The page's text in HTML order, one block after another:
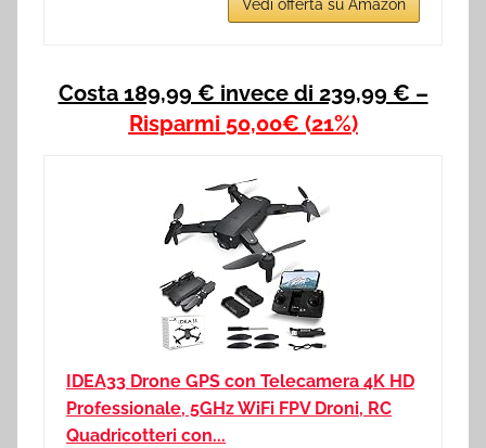
Vedi offerta su Amazon
Costa 189,99 € invece di 239,99 € –
Risparmi 50,00€ (21%)
IDEA33 Drone GPS con Telecamera 4K HD
Professionale, 5GHz WiFi FPV Droni, RC
Quadricotteri con...